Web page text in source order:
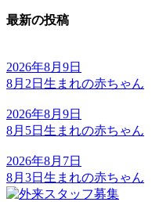
最新の投稿
2026年8月9日
8月2日生まれの赤ちゃん
2026年8月9日
8月5日生まれの赤ちゃん
2026年8月7日
8月3日生まれの赤ちゃん